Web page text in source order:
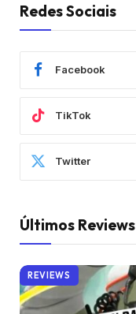
Redes Sociais
Facebook
TikTok
Twitter
Últimos Reviews
REVIEWS